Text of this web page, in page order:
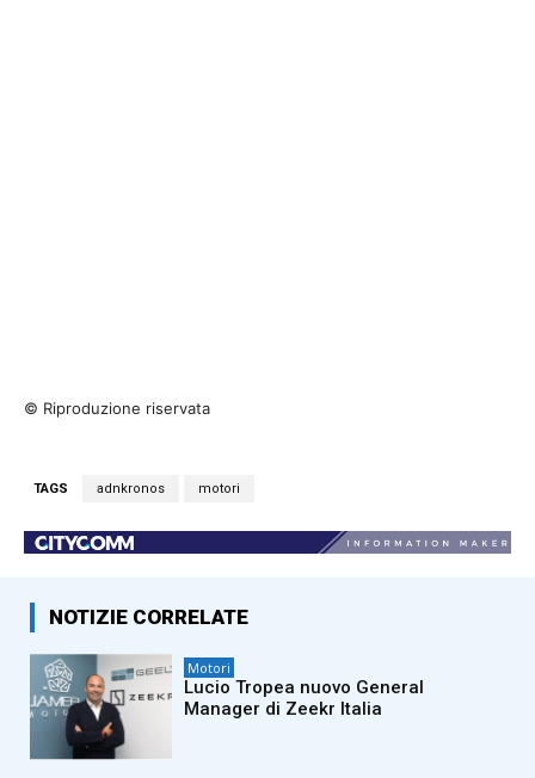
© Riproduzione riservata
TAGS adnkronos motori
NOTIZIE CORRELATE
Motori
Lucio Tropea nuovo General
Manager di Zeekr Italia